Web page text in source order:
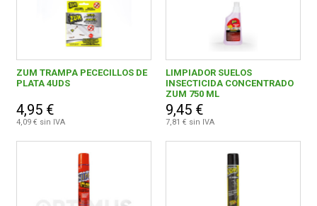
ZUM TRAMPA PECECILLOS DE
PLATA 4UDS
4,95 €
4,09 € sin IVA
LIMPIADOR SUELOS
INSECTICIDA CONCENTRADO
ZUM 750 ML
9,45 €
7,81 € sin IVA